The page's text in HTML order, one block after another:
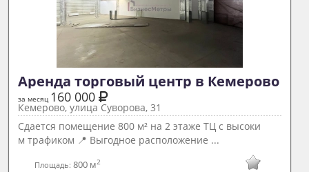
Аренда торговый центр в Кемерово
за месяц 160 000
Кемерово, улица Суворова, 31
Сдается помещение 800 м² на 2 этаже ТЦ с высоки
м трафиком 📍 Выгодное расположение ...
Площадь:800 м2